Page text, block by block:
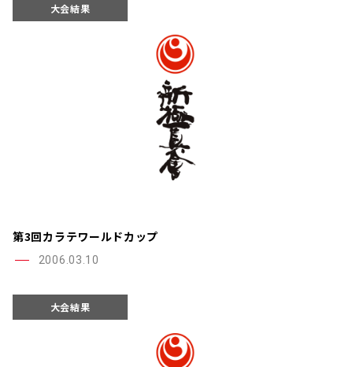
大会結果
第3回カラテワールドカップ
2006.03.10
大会結果